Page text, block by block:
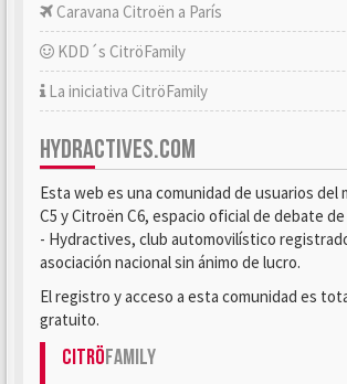
Caravana Citroën a París
KDD´s CitröFamily
La iniciativa CitröFamily
HYDRACTIVES.COM
Esta web es una comunidad de usuarios del
C5 y Citroën C6, espacio oficial de debate de
- Hydractives, club automovilístico
asociación nacional sin ánimo de lucro.
El registro y acceso a esta comunidad es
gratuito.
CitröFamily